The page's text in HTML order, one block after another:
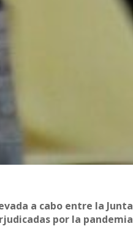
a cabo entre la Junta
por la pandemia